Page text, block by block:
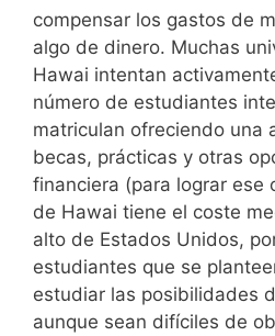
compensar los gastos de
algo de dinero. Muchas
Hawai intentan
número de estudiantes
matriculan ofreciendo una
becas, prácticas y otras
financiera (para lograr ese
de Hawai tiene el coste
alto de Estados Unidos,
estudiantes que se
estudiar las posibilidades
aunque sean difíciles de